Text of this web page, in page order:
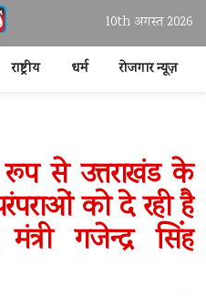
10th अगस्त 2026
राष्ट्रीय धर्म रोजगार न्यूज़
रूप से उत्तराखंड के
को दे रही है
गजेन्द्र सिंह